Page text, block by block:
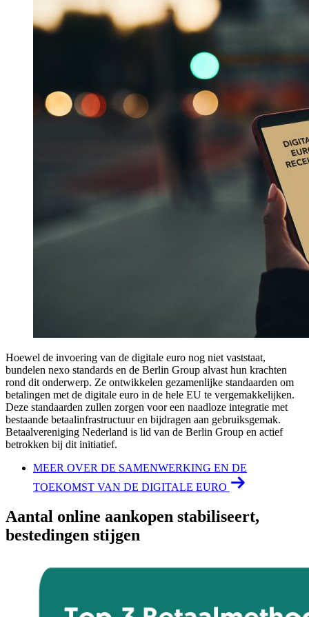
Hoewel de invoering van de digitale euro nog niet vaststaat,
bundelen nexo standards en de Berlin Group alvast hun krachten
rond dit onderwerp. Ze ontwikkelen gezamenlijke standaarden om
betalingen met de digitale euro in de hele EU te vergemakkelijken.
Deze standaarden zullen zorgen voor een naadloze integratie met
bestaande betaalinfrastructuur en bijdragen aan gebruiksgemak.
Betaalvereniging Nederland is lid van de Berlin Group en actief
betrokken bij dit initiatief.
MEER OVER DE SAMENWERKING EN DE
TOEKOMST VAN DE DIGITALE EURO
Aantal online aankopen stabiliseert,
bestedingen stijgen